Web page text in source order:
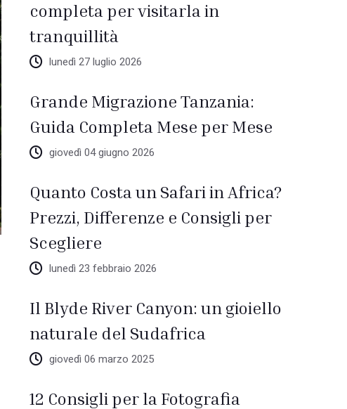
completa per visitarla in
tranquillità
lunedì 27 luglio 2026
Grande Migrazione Tanzania:
Guida Completa Mese per Mese
giovedì 04 giugno 2026
Quanto Costa un Safari in Africa?
Prezzi, Differenze e Consigli per
Scegliere
lunedì 23 febbraio 2026
Il Blyde River Canyon: un gioiello
naturale del Sudafrica
giovedì 06 marzo 2025
12 Consigli per la Fotografia